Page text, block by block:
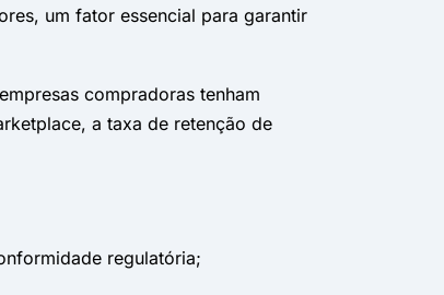
um fator essencial para garantir
compradoras tenham
a taxa de retenção de
regulatória;